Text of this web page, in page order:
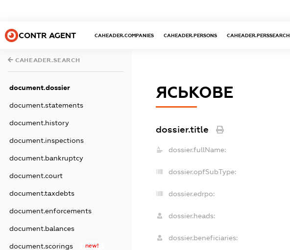
CONTR AGENT CAHEADER.COMPANIES CAHEADER.PERSONS CAHEADER.PERSSEARCH
CAHEADER.SEARCH
document.dossier
document.statements
document.history
document.inspections
document.bankruptcy
document.court
document.taxdebts
document.enforcements
document.balances
document.scorings new!
ЯСЬКОВЕ
dossier.title
dossier.fullName:
dossier.opfSubType:
dossier.edrpo:
dossier.heads:
dossier.beneficiaries: